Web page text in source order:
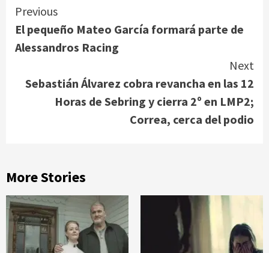
Continue
Reading
Previous
El pequeño Mateo García formará parte de
Alessandros Racing
Next
Sebastián Álvarez cobra revancha en las 12
Horas de Sebring y cierra 2º en LMP2;
Correa, cerca del podio
More Stories